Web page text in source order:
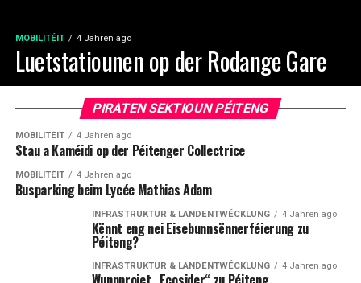
MOBILITÉIT 4 Jahren ago
Luetstatiounen op der Rodange Gare
PIRATEN SEKTIOUN PÉITENG
MOBILITÉIT 4 Jahren ago
Stau a Kaméidi op der Péitenger Collectrice
MOBILITÉIT 4 Jahren ago
Busparking beim Lycée Mathias Adam
INFRASTRUKTUR & LANDENTWÉCKLUNG 4 Jahren ago
Kënnt eng nei Eisebunnsënnerféierung zu
Péiteng?
INFRASTRUKTUR & LANDENTWÉCKLUNG 4 Jahren ago